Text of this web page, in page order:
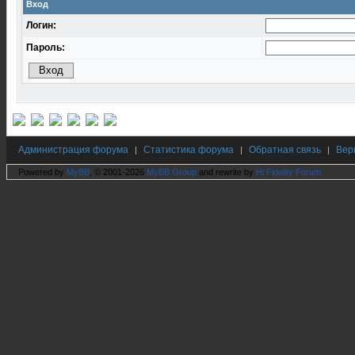
Вход
Логин:
Пароль:
Администрация форума | Статистика форума | Обратная связь |
Powered by MyBB , © 2001-2026 MyBB Group and rewrite by Hi Fidelity Forum